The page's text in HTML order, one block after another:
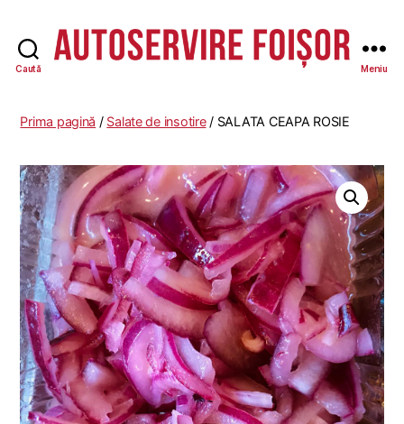
Caută Meniu
Prima pagină / Salate de insotire/ SALATA CEAPA ROSIE